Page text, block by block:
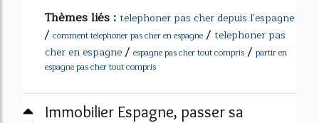
Thèmes liés : telephoner pas cher depuis l'espagne
/ comment telephoner pas cher en espagne / telephoner pas
cher en espagne/ espagne pas cher tout compris / partir en
espagne pas cher tout compris
Immobilier Espagne, passer sa